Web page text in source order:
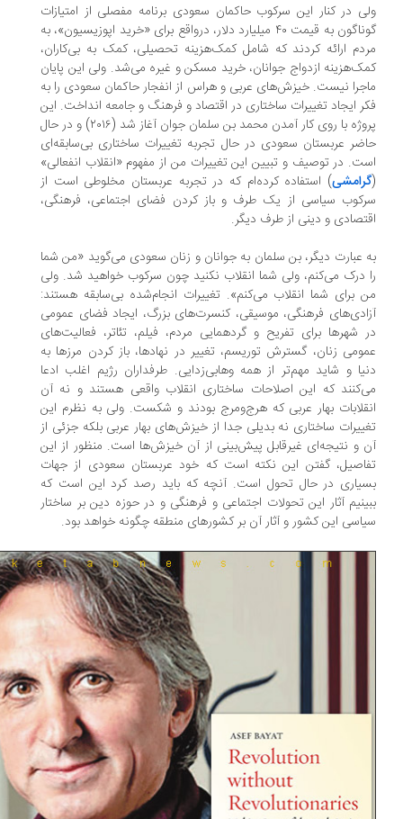
در کنار این سرکوب حاکمان سعودی برنامه مفصلی از امتیازات
گوناگون به قیمت ۴۰ میلیارد دلار، درواقع برای «خرید اپوزیسیون»، به
ارائه کردند که شامل کمک‌هزینه تحصیلی، کمک به بی‌کاران،
ازدواج جوانان، خرید مسکن و غیره می‌شد. ولی این پایان
نیست. خیزش‌های عربی و هراس از انفجار حاکمان سعودی را به
ایجاد تغییرات ساختاری در اقتصاد و فرهنگ و جامعه انداخت. این
پروژه با روی کار آمدن محمد بن سلمان جوان آغاز شد (۲۰۱۶) و در حال
عربستان سعودی در حال تجربه تغییرات ساختاری بی‌سابقه‌ای
در توصیف و تبیین این تغییرات من از مفهوم «انقلاب انفعالی»
) استفاده کرده‌ام که در تجربه عربستان مخلوطی است از
سیاسی از یک طرف و باز کردن فضای اجتماعی، فرهنگی،
و دینی از طرف دیگر.
عبارت دیگر، بن سلمان به جوانان و زنان سعودی می‌گوید «من شما
درک می‌کنم، ولی شما انقلاب نکنید چون سرکوب خواهید شد. ولی
برای شما انقلاب می‌کنم». تغییرات انجام‌شده بی‌سابقه هستند:
فرهنگی، موسیقی، کنسرت‌های بزرگ، ایجاد فضای عمومی
شهرها برای تفریح و گردهمایی مردم، فیلم، تئاتر، فعالیت‌های
زنان، گسترش توریسم، تغییر در نهادها، باز کردن مرزها به
و شاید مهم‌تر از همه وهابی‌زدایی. طرفداران رژیم اغلب ادعا
که این اصلاحات ساختاری انقلاب واقعی هستند و نه آن
بهار عربی که هرج‌و‌مرج بودند و شکست. ولی به نظرم این
ساختاری نه بدیلی جدا از خیزش‌های بهار عربی بلکه جزئی از
و نتیجه‌ای غیرقابل پیش‌بینی از آن خیزش‌ها است. منظور از این
گفتن این نکته است که خود عربستان سعودی از جهات
در حال تحول است. آنچه که باید رصد کرد این است که
آثار این تحولات اجتماعی و فرهنگی و در حوزه دین بر ساختار
این کشور و آثار آن بر کشورهای منطقه چگونه خواهد بود.